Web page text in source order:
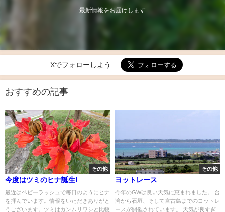
最新情報をお届けします
Xでフォローしよう
おすすめの記事
その他
今度はツミのヒナ誕生!
最近はベビーラッシュで毎日のようにヒナ
を拝んでいます。情報をいただきありがと
うございます。ツミはカンムリワシと比較
その他
ヨットレース
今年のGWは良い天気に恵まれました。 台
湾から石垣、そして宮古島までのヨットレ
ースが開催されています。 天気が良すぎ